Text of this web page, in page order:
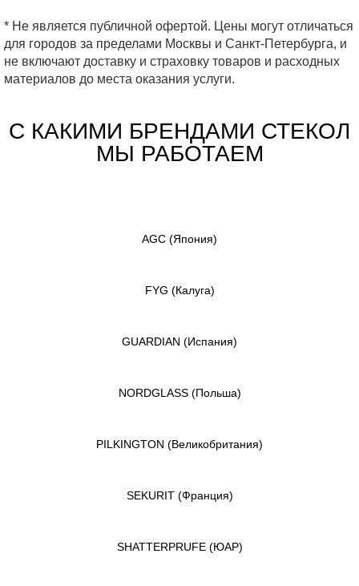
* Не является публичной офертой. Цены могут отличаться
для городов за пределами Москвы и Санкт-Петербурга, и
не включают доставку и страховку товаров и расходных
материалов до места оказания услуги.
С КАКИМИ БРЕНДАМИ СТЕКОЛ
МЫ РАБОТАЕМ
AGC (Япония)
FYG (Калуга)
GUARDIAN (Испания)
NORDGLASS (Польша)
PILKINGTON (Великобритания)
SEKURIT (Франция)
SHATTERPRUFE (ЮАР)